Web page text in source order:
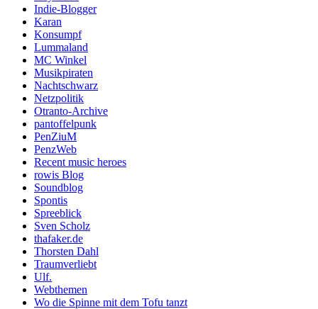
Indie-Blogger
Karan
Konsumpf
Lummaland
MC Winkel
Musikpiraten
Nachtschwarz
Netzpolitik
Otranto-Archive
pantoffelpunk
PenZiuM
PenzWeb
Recent music heroes
rowis Blog
Soundblog
Spontis
Spreeblick
Sven Scholz
thafaker.de
Thorsten Dahl
Traumverliebt
Ulf.
Webthemen
Wo die Spinne mit dem Tofu tanzt